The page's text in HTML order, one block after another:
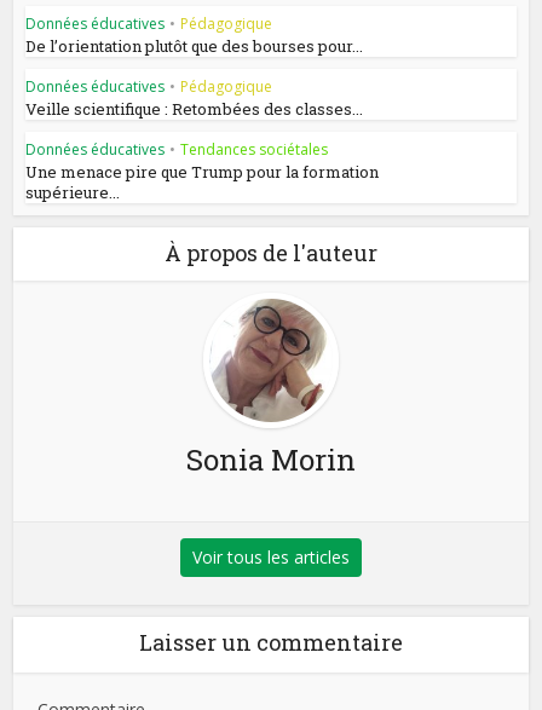
Données éducatives • Pédagogique
De l’orientation plutôt que des bourses pour...
Données éducatives • Pédagogique
Veille scientifique : Retombées des classes...
Données éducatives • Tendances sociétales
Une menace pire que Trump pour la formation
supérieure...
À propos de l'auteur
Sonia Morin
Voir tous les articles
Laisser un commentaire